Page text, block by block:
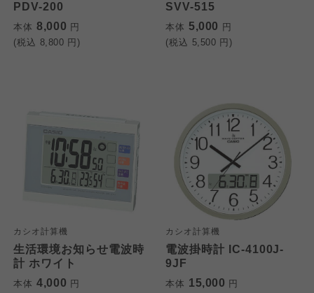
PDV-200
本体 8,000 円
(税込 8,800 円)
SVV-515
本体 5,000 円
(税込 5,500 円)
カシオ計算機
生活環境お知らせ電波時
計 ホワイト
本体 4,000 円
カシオ計算機
電波掛時計 IC-4100J-
9JF
本体 15,000 円